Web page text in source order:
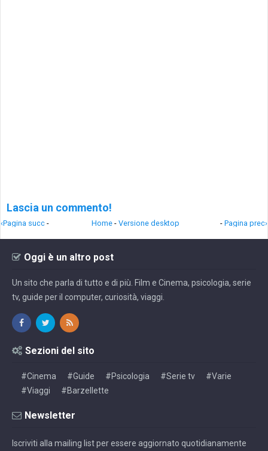
Lascia un commento!
‹Pagina succ - - Pagina prec›
Home - Versione desktop
Oggi è un altro post
Un sito che parla di tutto e di più. Film e Cinema, psicologia, serie
tv, guide per il computer, curiosità, viaggi.
Sezioni del sito
#Cinema #Guide #Psicologia #Serie tv
#Varie
#Viaggi
#Barzellette
Newsletter
Iscriviti alla mailing list per essere aggiornato quotidianamente